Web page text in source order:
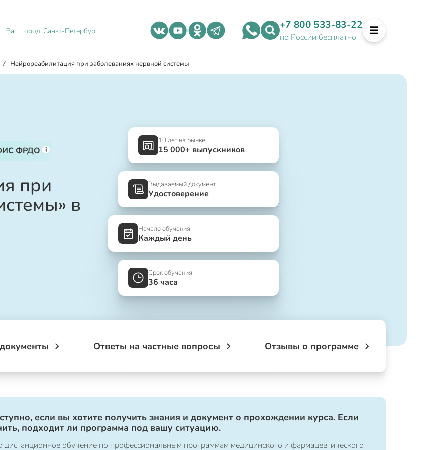
Ваш город: Санкт-Петербург +7 800 533-83-22
по России бесплатно
/ Нейрореабилитация при заболеваниях нервной системы
ФИС ФРДО i
при
в
10 лет на рынке
15 000+ выпускников
Выдаваемый документ
Удостоверение
Начало обучения
Каждый день
Срок обучения
36 часа
Ответы на частные вопросы Отзывы о программе
если вы хотите получить знания и документ о прохождении курса. Если
подходит ли программа под вашу ситуацию.
обучение по профессиональным программам медицинского и фармацевтического